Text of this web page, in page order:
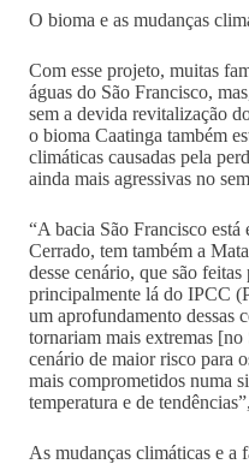
O bioma e as mudanças
Com esse projeto, muitas
águas do São Francisco,
sem a devida revitalização
o bioma Caatinga também
climáticas causadas pela
ainda mais agressivas no
“A bacia São Francisco
Cerrado, tem também a
desse cenário, que são
principalmente lá do IPCC
um aprofundamento dessas
tornariam mais extremas
cenário de maior risco para
mais comprometidos numa
temperatura e de
As mudanças climáticas e a